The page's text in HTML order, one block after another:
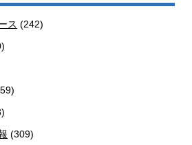
ス (242)
(309)